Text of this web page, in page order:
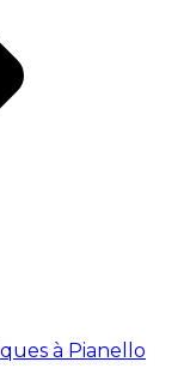
à Pianello